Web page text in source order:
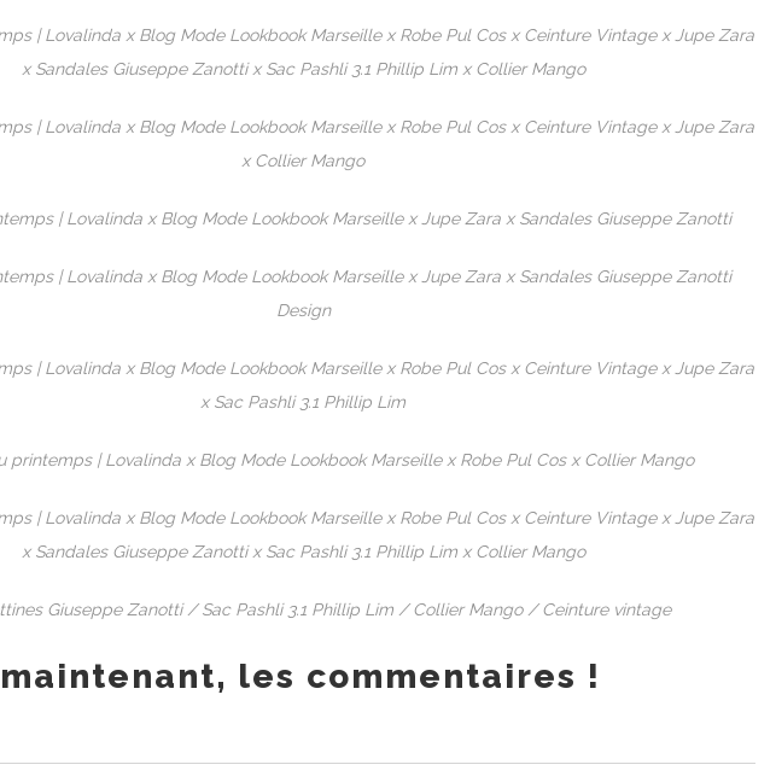
Giuseppe Zanotti / Sac Pashli 3.1 Phillip Lim / Collier Mango / Ceinture vintage
les commentaires !